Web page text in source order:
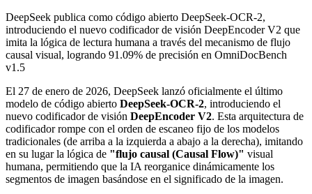
DeepSeek publica como código abierto DeepSeek-OCR-2,
introduciendo el nuevo codificador de visión DeepEncoder V2 que
imita la lógica de lectura humana a través del mecanismo de flujo
causal visual, logrando 91.09% de precisión en OmniDocBench
v1.5
El 27 de enero de 2026, DeepSeek lanzó oficialmente el último
modelo de código abierto DeepSeek-OCR-2, introduciendo el
nuevo codificador de visión DeepEncoder V2. Esta arquitectura de
codificador rompe con el orden de escaneo fijo de los modelos
tradicionales (de arriba a la izquierda a abajo a la derecha), imitando
en su lugar la lógica de "flujo causal (Causal Flow)" visual
humana, permitiendo que la IA reorganice dinámicamente los
segmentos de imagen basándose en el significado de la imagen.